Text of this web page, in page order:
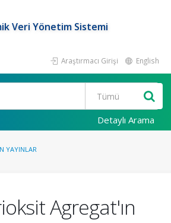
Veri Yönetim Sistemi
Araştırmacı Girişi English
Detaylı Arama
YAYINLAR
Agregat'ın